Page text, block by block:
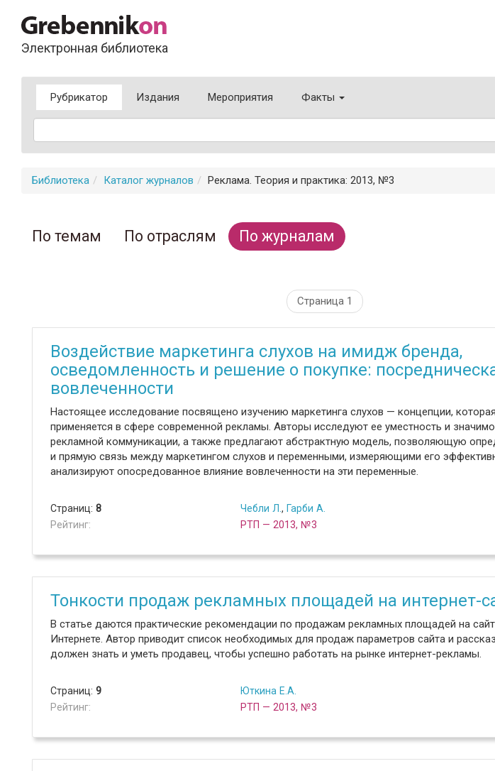
Электронная библиотека
Рубрикатор Издания Мероприятия Факты
Библиотека Каталог журналов Реклама. Теория и практика: 2013, №3
По темам По отраслям По журналам
Страница 1
Воздействие маркетинга слухов на имидж бренда,
осведомленность и решение о покупке:
вовлеченности
Настоящее исследование посвящено изучению маркетинга слухов — концепции,
применяется в сфере современной рекламы. Авторы исследуют ее уместность и
рекламной коммуникации, а также предлагают абстрактную модель, позволяющую
и прямую связь между маркетингом слухов и переменными, измеряющими его
анализируют опосредованное влияние вовлеченности на эти переменные.
Страниц: 8
Рейтинг:
Чебли Л. , Гарби А.
РТП — 2013, №3
Тонкости продаж рекламных площадей на интернет-
В статье даются практические рекомендации по продажам рекламных площадей на
Интернете. Автор приводит список необходимых для продаж параметров сайта и
должен знать и уметь продавец, чтобы успешно работать на рынке интернет-рекламы.
Страниц: 9
Рейтинг:
Юткина Е.А.
РТП — 2013, №3